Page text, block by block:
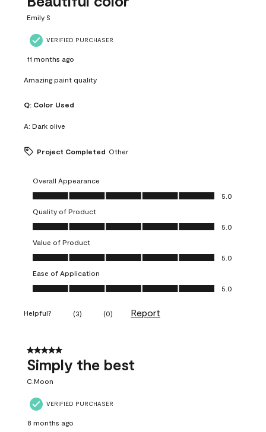
Emily S
VERIFIED PURCHASER
11 months ago
Amazing paint quality
Q: Color Used
A: Dark olive
Project Completed Other
Overall Appearance
Overall Appearance, 5.0 out of 5
5.0
Quality of Product
Quality of Product, 5.0 out of 5
5.0
Value of Product
Value of Product, 5.0 out of 5
5.0
Ease of Application
Ease of Application, 5.0 out of 5
5.0
Helpful? (3) (0) Report
5 out of 5 stars.
Simply the best
C.Moon
VERIFIED PURCHASER
8 months ago